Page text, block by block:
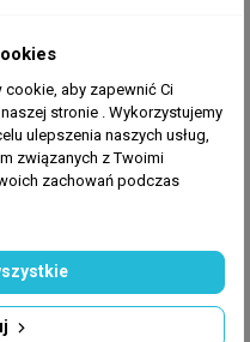
sanitarne.
i padlinożercą. W
czyszczące"
do pracy
W akwarium chętnie
kryl, mysis,
cookie, aby zapewnić Ci
stronie . Wykorzystujemy
ulepszenia naszych usług,
związanych z Twoimi
zachowań podczas